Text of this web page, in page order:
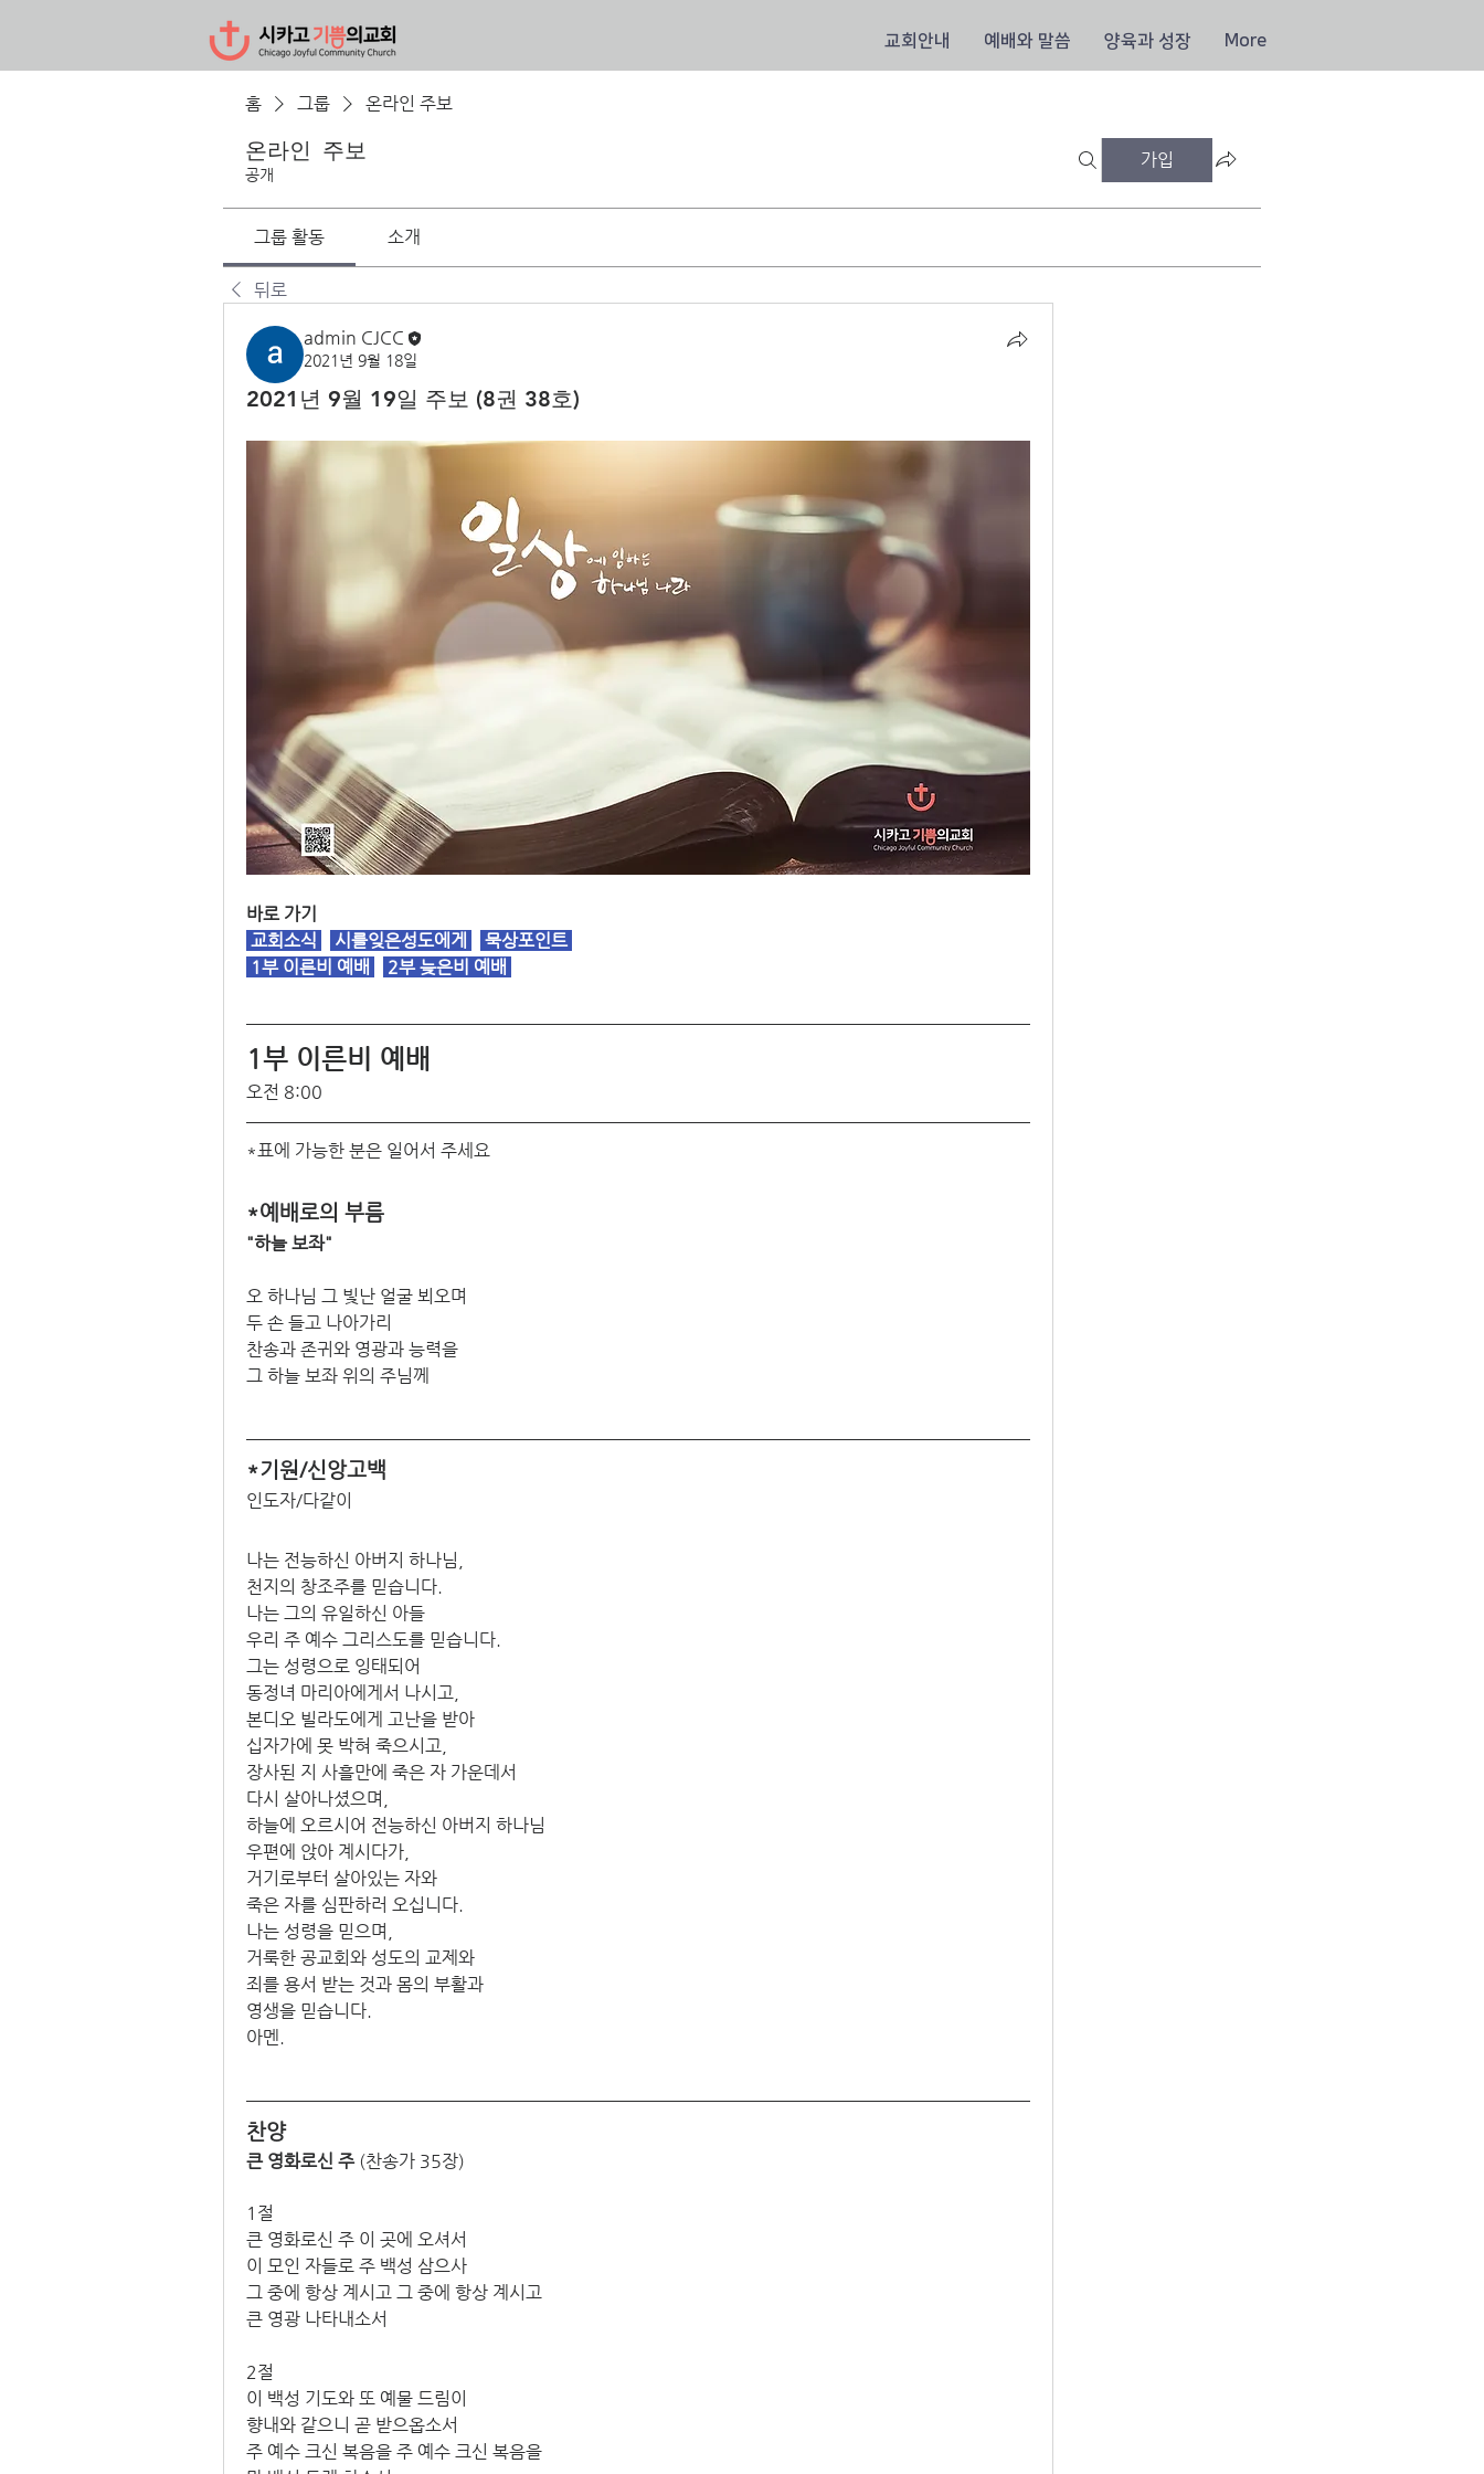
교회안내 예배와 말씀 양육과 성장 More
홈 그룹 온라인 주보
온라인 주보
공개
가입
그룹 활동 소개
뒤로
admin CJCC
2021년 9월 18일
2021년 9월 19일 주보 (8권 38호)
바로 가기
교회소식
시를잊은성도에게
묵상포인트
1부 이른비 예배
2부 늦은비 예배
1부 이른비 예배
오전 8:00
*표에 가능한 분은 일어서 주세요
*예배로의 부름
"하늘 보좌"
오 하나님 그 빛난 얼굴 뵈오며
두 손 들고 나아가리
찬송과 존귀와 영광과 능력을
그 하늘 보좌 위의 주님께
*기원/신앙고백
인도자/다같이
나는 전능하신 아버지 하나님,
천지의 창조주를 믿습니다.
나는 그의 유일하신 아들
우리 주 예수 그리스도를 믿습니다.
그는 성령으로 잉태되어
동정녀 마리아에게서 나시고,
본디오 빌라도에게 고난을 받아
십자가에 못 박혀 죽으시고,
장사된 지 사흘만에 죽은 자 가운데서
다시 살아나셨으며,
하늘에 오르시어 전능하신 아버지 하나님
우편에 앉아 계시다가,
거기로부터 살아있는 자와
죽은 자를 심판하러 오십니다.
나는 성령을 믿으며,
거룩한 공교회와 성도의 교제와
죄를 용서 받는 것과 몸의 부활과
영생을 믿습니다.
아멘.
찬양
큰 영화로신 주 (찬송가 35장)
1절
큰 영화로신 주 이 곳에 오셔서
이 모인 자들로 주 백성 삼으사
그 중에 항상 계시고 그 중에 항상 계시고
큰 영광 나타내소서
2절
이 백성 기도와 또 예물 드림이
향내와 같으니 곧 받으옵소서
주 예수 크신 복음을 주 예수 크신 복음을